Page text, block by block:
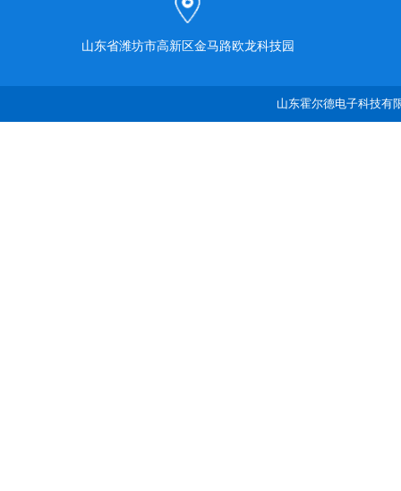
山东省潍坊市高新区金马路欧龙科技园
山东霍尔德电子科技有